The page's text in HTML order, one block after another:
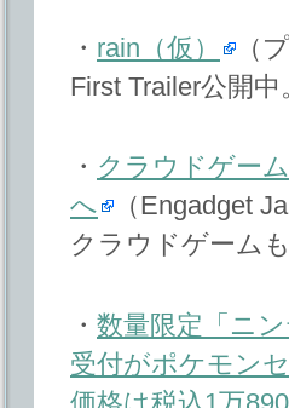
・ rain（仮）
（
First Trailer公開中
・ クラウドゲー
へ
（Engadget
クラウドゲーム
・ 数量限定「ニ
受付がポケモン